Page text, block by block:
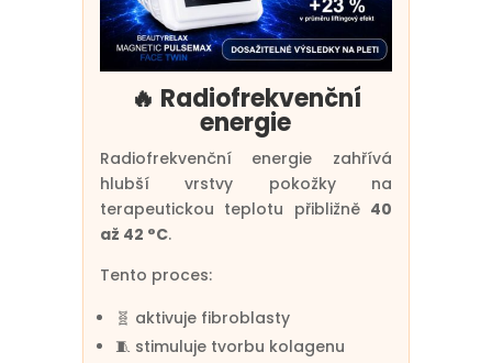
🔥 Radiofrekvenční
energie
Radiofrekvenční energie zahřívá
hlubší vrstvy pokožky na
terapeutickou teplotu přibližně 40
až 42 °C.
Tento proces:
🧬 aktivuje fibroblasty
🧵 stimuluje tvorbu kolagenu